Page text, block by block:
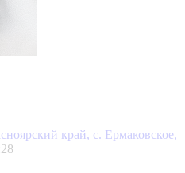
край, с. Ермаковское,